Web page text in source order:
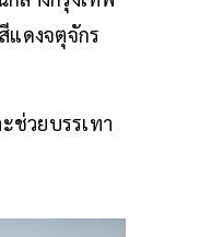
แดงจตุจักร
ช่วยบรรเทา